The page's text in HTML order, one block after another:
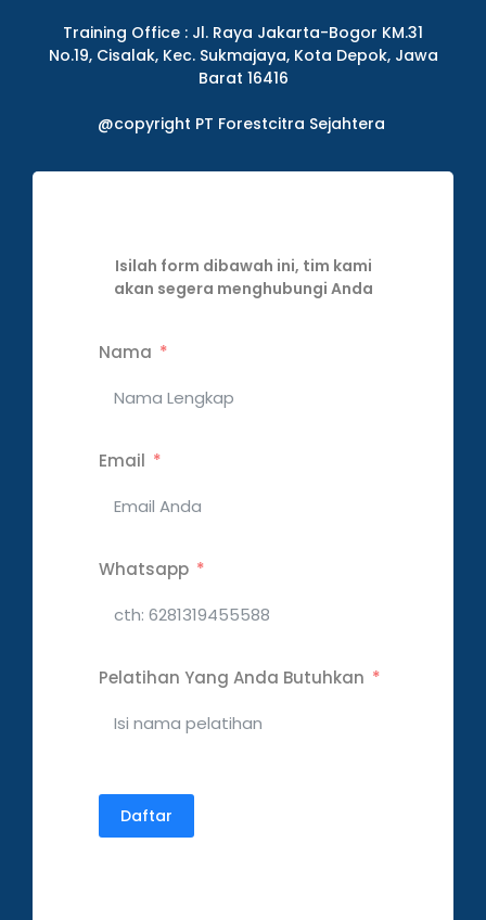
Training Office : Jl. Raya Jakarta-Bogor KM.31
No.19, Cisalak, Kec. Sukmajaya, Kota Depok, Jawa
Barat 16416
@copyright PT Forestcitra Sejahtera
Isilah form dibawah ini, tim kami
akan segera menghubungi Anda
Nama
Email
Whatsapp
Pelatihan Yang Anda Butuhkan
Daftar